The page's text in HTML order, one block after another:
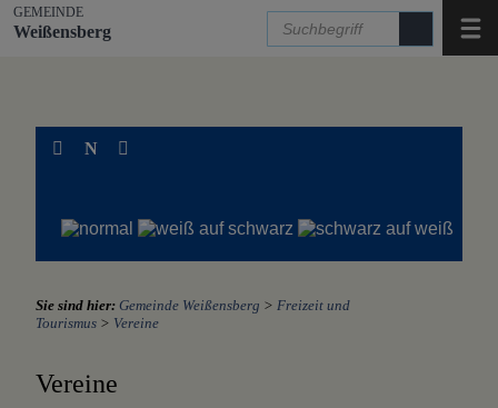
Zum Inhalt, zur Startseitespringen.
GEMEINDE
Weißensberg
N
Sie sind hier: Gemeinde Weißensberg > Freizeit und
Tourismus > Vereine
Vereine